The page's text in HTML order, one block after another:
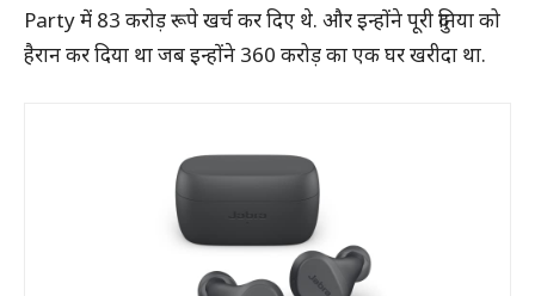
Party में 83 करोड़ रूपे खर्च कर दिए थे. और इन्होंने पूरी दुनिया को
हैरान कर दिया था जब इन्होंने 360 करोड़ का एक घर खरीदा था.